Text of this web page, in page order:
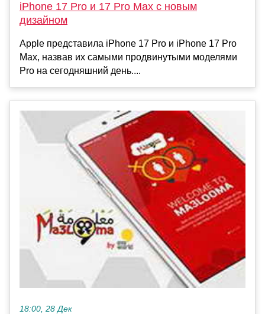
iPhone 17 Pro и 17 Pro Max с новым
дизайном
Apple представила iPhone 17 Pro и iPhone 17 Pro
Max, назвав их самыми продвинутыми моделями
Pro на сегодняшний день....
18:00, 28 Дек